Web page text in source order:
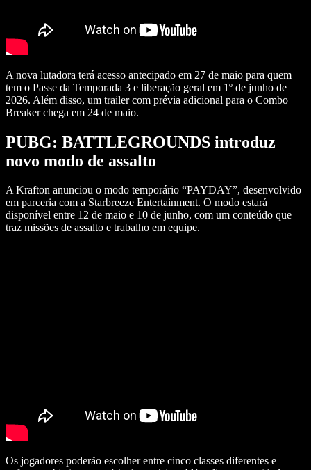
A nova lutadora terá acesso antecipado em 27 de maio para quem
tem o Passe da Temporada 3 e liberação geral em 1º de junho de
2026. Além disso, um trailer com prévia adicional para o Combo
Breaker chega em 24 de maio.
PUBG: BATTLEGROUNDS introduz
novo modo de assalto
A Krafton anunciou o modo temporário “PAYDAY”, desenvolvido
em parceria com a Starbreeze Entertainment. O modo estará
disponível entre 12 de maio e 10 de junho, com um conteúdo que
traz missões de assalto e trabalho em equipe.
Os jogadores poderão escolher entre cinco classes diferentes e